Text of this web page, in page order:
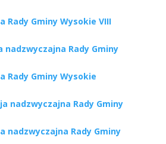
Rady Gminy Wysokie VIII
nadzwyczajna Rady Gminy
Rady Gminy Wysokie
nadzwyczajna Rady Gminy
nadzwyczajna Rady Gminy